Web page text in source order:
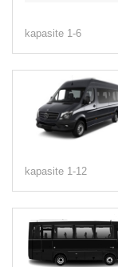
kapasite 1-6
kapasite 1-12